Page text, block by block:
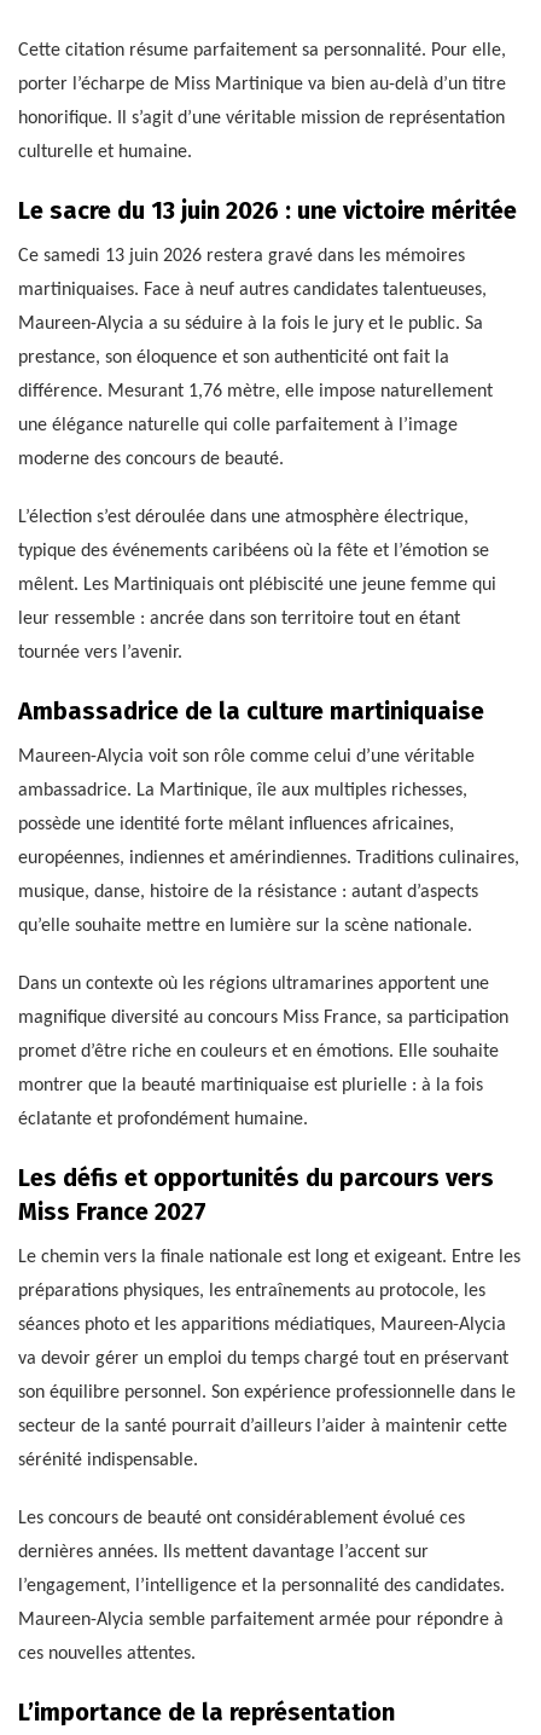
Cette citation résume parfaitement sa personnalité. Pour elle,
porter l’écharpe de Miss Martinique va bien au-delà d’un titre
honorifique. Il s’agit d’une véritable mission de représentation
culturelle et humaine.
Le sacre du 13 juin 2026 : une victoire méritée
Ce samedi 13 juin 2026 restera gravé dans les mémoires
martiniquaises. Face à neuf autres candidates talentueuses,
Maureen-Alycia a su séduire à la fois le jury et le public. Sa
prestance, son éloquence et son authenticité ont fait la
différence. Mesurant 1,76 mètre, elle impose naturellement
une élégance naturelle qui colle parfaitement à l’image
moderne des concours de beauté.
L’élection s’est déroulée dans une atmosphère électrique,
typique des événements caribéens où la fête et l’émotion se
mêlent. Les Martiniquais ont plébiscité une jeune femme qui
leur ressemble : ancrée dans son territoire tout en étant
tournée vers l’avenir.
Ambassadrice de la culture martiniquaise
Maureen-Alycia voit son rôle comme celui d’une véritable
ambassadrice. La Martinique, île aux multiples richesses,
possède une identité forte mêlant influences africaines,
européennes, indiennes et amérindiennes. Traditions culinaires,
musique, danse, histoire de la résistance : autant d’aspects
qu’elle souhaite mettre en lumière sur la scène nationale.
Dans un contexte où les régions ultramarines apportent une
magnifique diversité au concours Miss France, sa participation
promet d’être riche en couleurs et en émotions. Elle souhaite
montrer que la beauté martiniquaise est plurielle : à la fois
éclatante et profondément humaine.
Les défis et opportunités du parcours vers
Miss France 2027
Le chemin vers la finale nationale est long et exigeant. Entre les
préparations physiques, les entraînements au protocole, les
séances photo et les apparitions médiatiques, Maureen-Alycia
va devoir gérer un emploi du temps chargé tout en préservant
son équilibre personnel. Son expérience professionnelle dans le
secteur de la santé pourrait d’ailleurs l’aider à maintenir cette
sérénité indispensable.
Les concours de beauté ont considérablement évolué ces
dernières années. Ils mettent davantage l’accent sur
l’engagement, l’intelligence et la personnalité des candidates.
Maureen-Alycia semble parfaitement armée pour répondre à
ces nouvelles attentes.
L’importance de la représentation